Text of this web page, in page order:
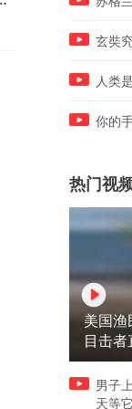
玄奘
人类
你的
热门视
美国渔
目击
息）
男子
天等